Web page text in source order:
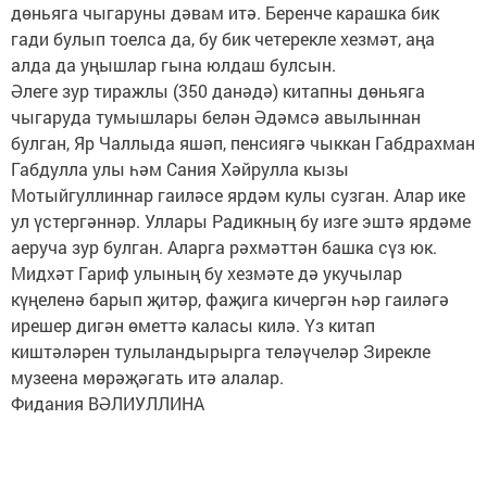
дөньяга чыгаруны дәвам итә. Беренче карашка бик
гади булып тоелса да, бу бик четерекле хезмәт, аңа
алда да уңышлар гына юлдаш булсын.
Әлеге зур тиражлы (350 данәдә) китапны дөньяга
чыгаруда тумышлары белән Әдәмсә авылыннан
булган, Яр Чаллыда яшәп, пенсиягә чыккан Габдрахман
Габдулла улы һәм Сания Хәйрулла кызы
Мотыйгуллиннар гаиләсе ярдәм кулы сузган. Алар ике
ул үстергәннәр. Уллары Радикның бу изге эштә ярдәме
аеруча зур булган. Аларга рәхмәттән башка сүз юк.
Мидхәт Гариф улының бу хезмәте дә укучылар
күңеленә барып җитәр, фаҗига кичергән һәр гаиләгә
ирешер дигән өметтә каласы килә. Үз китап
киштәләрен тулыландырырга теләүчеләр Зирекле
музеена мөрәҗәгать итә алалар.
Фидания ВӘЛИУЛЛИНА